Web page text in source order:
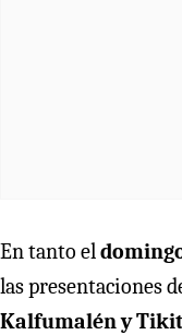
En tanto el
las presentaciones
Kalfumalén y